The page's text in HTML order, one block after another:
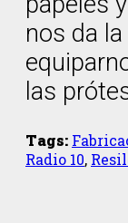
nos da
las
Tags:
Radio 10,